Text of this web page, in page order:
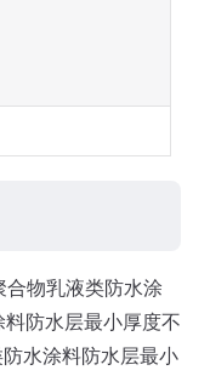
物乳液类防水涂
防水层最小厚度不
水涂料防水层最小